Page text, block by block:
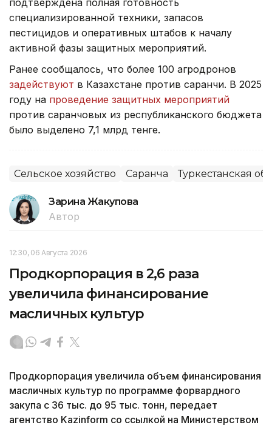
специализированной техники, запасов
пестицидов и оперативных штабов к началу
активной фазы защитных мероприятий.
Ранее сообщалось, что более 100 агродронов
задействуют в Казахстане против саранчи. В 2025
году на проведение защитных мероприятий
против саранчовых из республиканского бюджета
было выделено 7,1 млрд тенге.
Сельское хозяйство Саранча Туркестанская
Зарина Жакупова
Автор
12:30, 06 Августа 2026
Продкорпорация в 2,6 раза
увеличила финансирование
масличных культур
Продкорпорация увеличила объем финансирования
масличных культур по программе форвардного
закупа с 36 тыс. до 95 тыс. тонн, передает
агентство Kazinform со ссылкой на Министерством